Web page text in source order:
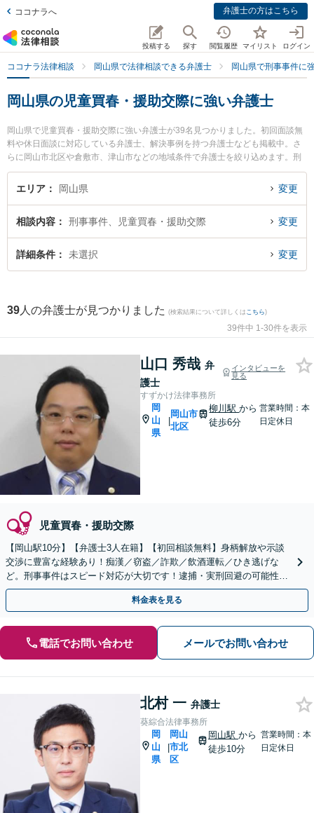
ココナラへ 弁護士の方はこちら
投稿する 探す 閲覧履歴 マイリスト ログイン
ココナラ法律相談 岡山県で法律相談できる弁護士 岡山県で刑事事件に
岡山県の児童買春・援助交際に強い弁護士
岡山県で児童買春・援助交際に強い弁護士が39名見つかりました。初回面談無
料や休日面談に対応している弁護士、解決事例を持つ弁護士なども掲載中。さ
らに岡山市北区や倉敷市、津山市などの地域条件で弁護士を絞り込めます。刑
事事件に関係する加害者側や少年事件、再犯・前科あり等の細かな分野での絞
り込み検索もでき便利です。特にすずかけ法律事務所の山口 秀哉弁護士や葵綜
に発生した児童買春・援助交際のトラブルを今すぐに弁護士に相談したい』
『児童買春・援助交際のトラブル解決の実績豊富な近くの弁護士を検索した
い』『初回相談無料で児童買春・援助交際を法律相談できる岡山県内の弁護士
エリア 岡山県 変更
相談内容 刑事事件、児童買春・援助交際 変更
詳細条件 未選択 変更
39 人の弁護士が見つかりました (検索結果について詳しくは こちら)
39件中 1-30件を表示
山口 秀哉 弁
護士
インタビューを
見る
すずかけ法律事務所
岡
山
県
|
岡山市
北区
柳川駅から
徒歩6分
営業時間：本
日定休日
児童買春・援助交際
【岡山駅10分】【弁護士3人在籍】【初回相談無料】身柄解放や示談
交渉に豊富な経験あり！痴漢／窃盗／詐欺／飲酒運転／ひき逃げな
ど。刑事事件はスピード対応が大切です！逮捕・実刑回避の可能性が
ある内に今すぐお電話を【土日祝／夜間対応可】
料金表を見る
電話でお問い合わせ メールでお問い合わせ
北村 一 弁護士
葵綜合法律事務所
岡
山
県
|
岡山
市北
区
岡山駅 から
徒歩10分
営業時間：本
日定休日